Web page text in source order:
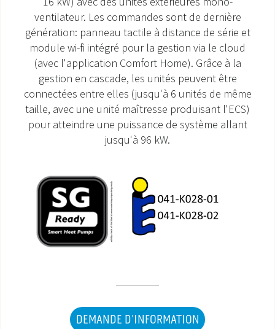
DOCUMENTATIONS
ventilateur. Les commandes sont de dernière
génération: panneau tactile à distance de série et
module wi-fi intégré pour la gestion via le cloud
(avec l'application Comfort Home). Grâce à la
gestion en cascade, les unités peuvent être
connectées entre elles (jusqu'à 6 unités de même
taille, avec une unité maîtresse produisant l'ECS)
pour atteindre une puissance de système allant
jusqu'à 96 kW.
DEMANDE D'INFORMATION